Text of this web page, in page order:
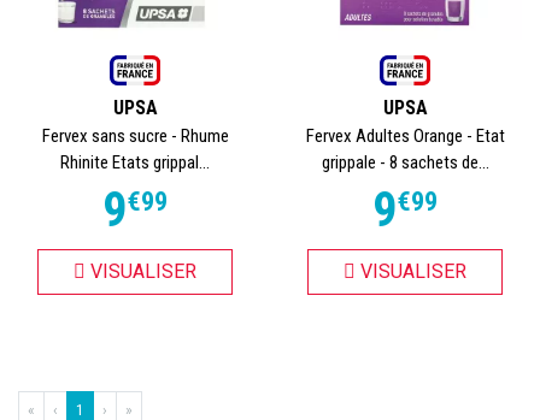
UPSA
Fervex sans sucre - Rhume
Rhinite Etats grippal...
9€99
VISUALISER
UPSA
Fervex Adultes Orange - Etat
grippale - 8 sachets de...
9€99
VISUALISER
« ‹ 1 › »